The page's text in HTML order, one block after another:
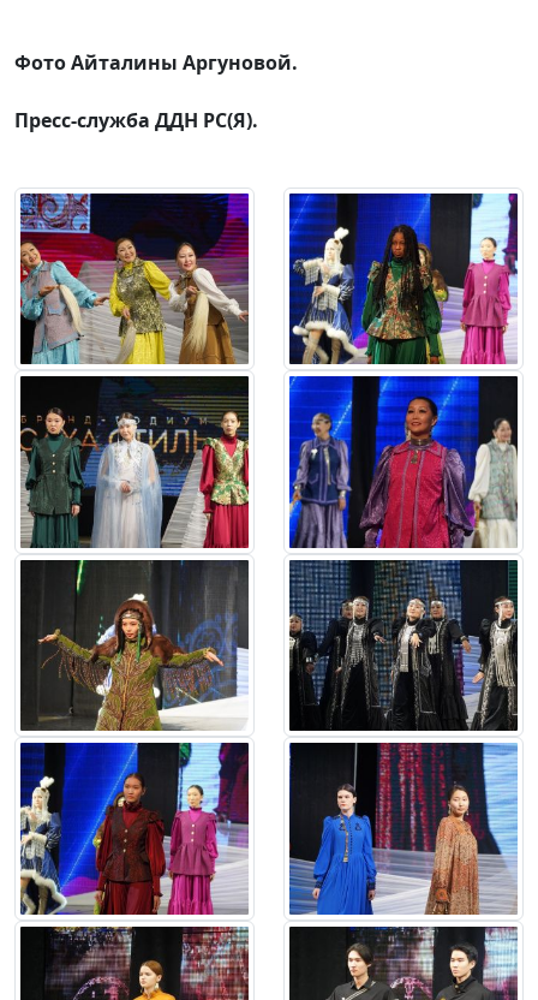
Фото Айталины Аргуновой.
Пресс-служба ДДН РС(Я).